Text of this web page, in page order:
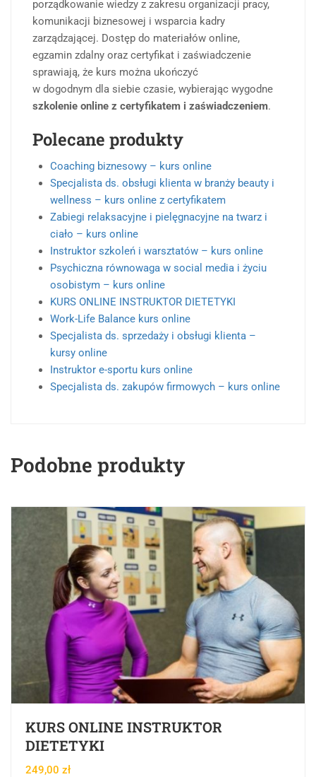
porządkowanie wiedzy z zakresu organizacji pracy,
komunikacji biznesowej i wsparcia kadry
zarządzającej. Dostęp do materiałów online,
egzamin zdalny oraz certyfikat i zaświadczenie
sprawiają, że kurs można ukończyć
w dogodnym dla siebie czasie, wybierając wygodne
szkolenie online z certyfikatem i zaświadczeniem.
Polecane produkty
Coaching biznesowy – kurs online
Specjalista ds. obsługi klienta w branży beauty i
wellness – kurs online z certyfikatem
Zabiegi relaksacyjne i pielęgnacyjne na twarz i
ciało – kurs online
Instruktor szkoleń i warsztatów – kurs online
Psychiczna równowaga w social media i życiu
osobistym – kurs online
KURS ONLINE INSTRUKTOR DIETETYKI
Work-Life Balance kurs online
Specjalista ds. sprzedaży i obsługi klienta –
kursy online
Instruktor e-sportu kurs online
Specjalista ds. zakupów firmowych – kurs online
Podobne produkty
KURS ONLINE INSTRUKTOR
DIETETYKI
249,00 zł